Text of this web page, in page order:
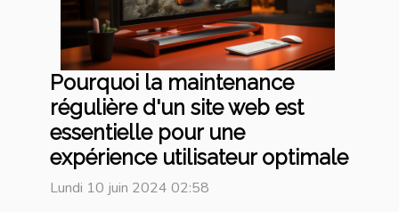
Pourquoi la maintenance
régulière d'un site web est
essentielle pour une
expérience utilisateur optimale
Lundi 10 juin 2024 02:58